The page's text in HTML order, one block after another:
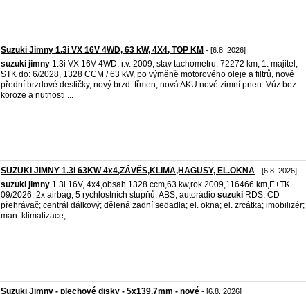
Suzuki Jimny 1.3i VX 16V 4WD, 63 kW, 4X4, TOP KM - [6.8. 2026]
suzuki jimny 1.3i VX 16V 4WD, r.v. 2009, stav tachometru: 72272 km, 1. majitel,
STK do: 6/2028, 1328 CCM / 63 kW, po výměně motorového oleje a filtrů, nové
přední brzdové destičky, nový brzd. třmen, nová AKU nové zimní pneu. Vůz bez
koroze a nutnosti ...
SUZUKI JIMNY 1.3i 63KW 4x4,ZÁVĚS,KLIMA,HAGUSY, EL.OKNA - [6.8. 2026]
suzuki jimny 1.3i 16V, 4x4,obsah 1328 ccm,63 kw,rok 2009,116466 km,E+TK
09/2026. 2x airbag; 5 rychlostních stupňů; ABS; autorádio suzuki RDS; CD
přehrávač; centrál dálkový; dělená zadní sedadla; el. okna; el. zrcátka; imobilizér;
man. klimatizace; ...
Suzuki Jimny - plechové disky - 5x139,7mm - nové - [6.8. 2026]